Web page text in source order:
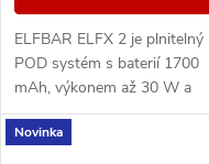
ELFBAR ELFX 2 je plnitelný
POD systém s baterií 1700
mAh, výkonem až 30 W a
podporou stylu vapování od
MTL po RDL. Nabízí režimy
Novinka